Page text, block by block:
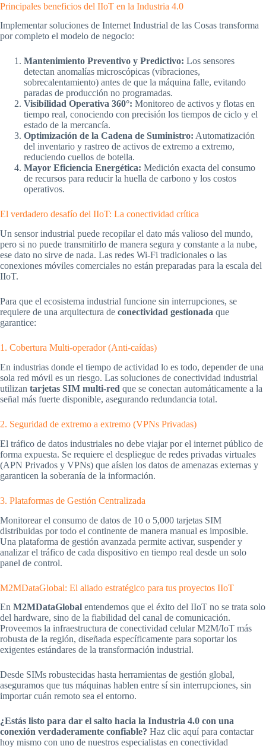
Principales beneficios del IIoT en la Industria 4.0
Implementar soluciones de Internet Industrial de las Cosas transforma
por completo el modelo de negocio:
Mantenimiento Preventivo y Predictivo: Los sensores
detectan anomalías microscópicas (vibraciones,
sobrecalentamiento) antes de que la máquina falle, evitando
paradas de producción no programadas.
Visibilidad Operativa 360°: Monitoreo de activos y flotas en
tiempo real, conociendo con precisión los tiempos de ciclo y el
estado de la mercancía.
Optimización de la Cadena de Suministro: Automatización
del inventario y rastreo de activos de extremo a extremo,
reduciendo cuellos de botella.
Mayor Eficiencia Energética: Medición exacta del consumo
de recursos para reducir la huella de carbono y los costos
operativos.
El verdadero desafío del IIoT: La conectividad crítica
Un sensor industrial puede recopilar el dato más valioso del mundo,
pero si no puede transmitirlo de manera segura y constante a la nube,
ese dato no sirve de nada. Las redes Wi-Fi tradicionales o las
conexiones móviles comerciales no están preparadas para la escala del
IIoT.
Para que el ecosistema industrial funcione sin interrupciones, se
requiere de una arquitectura de conectividad gestionada que
garantice:
1. Cobertura Multi-operador (Anti-caídas)
En industrias donde el tiempo de actividad lo es todo, depender de una
sola red móvil es un riesgo. Las soluciones de conectividad industrial
utilizan tarjetas SIM multi-red que se conectan automáticamente a la
señal más fuerte disponible, asegurando redundancia total.
2. Seguridad de extremo a extremo (VPNs Privadas)
El tráfico de datos industriales no debe viajar por el internet público de
forma expuesta. Se requiere el despliegue de redes privadas virtuales
(APN Privados y VPNs) que aíslen los datos de amenazas externas y
garanticen la soberanía de la información.
3. Plataformas de Gestión Centralizada
Monitorear el consumo de datos de 10 o 5,000 tarjetas SIM
distribuidas por todo el continente de manera manual es imposible.
Una plataforma de gestión avanzada permite activar, suspender y
analizar el tráfico de cada dispositivo en tiempo real desde un solo
panel de control.
M2MDataGlobal: El aliado estratégico para tus proyectos IIoT
En M2MDataGlobal entendemos que el éxito del IIoT no se trata solo
del hardware, sino de la fiabilidad del canal de comunicación.
Proveemos la infraestructura de conectividad celular M2M/IoT más
robusta de la región, diseñada específicamente para soportar los
exigentes estándares de la transformación industrial.
Desde SIMs robustecidas hasta herramientas de gestión global,
aseguramos que tus máquinas hablen entre sí sin interrupciones, sin
importar cuán remoto sea el entorno.
¿Estás listo para dar el salto hacia la Industria 4.0 con una
conexión verdaderamente confiable? Haz clic aquí para contactar
hoy mismo con uno de nuestros especialistas en conectividad